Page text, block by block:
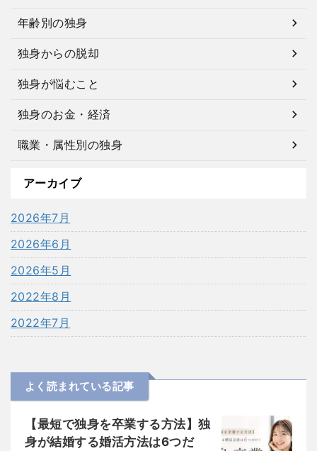
年齢別の独身
独身からの脱却
独身が悩むこと
独身のお金・経済
職業・属性別の独身
アーカイブ
2026年7月
2026年6月
2026年5月
2022年8月
2022年7月
よく読まれている記事
【最短で独身を卒業する方法】独
身が結婚する婚活方法は6つだ